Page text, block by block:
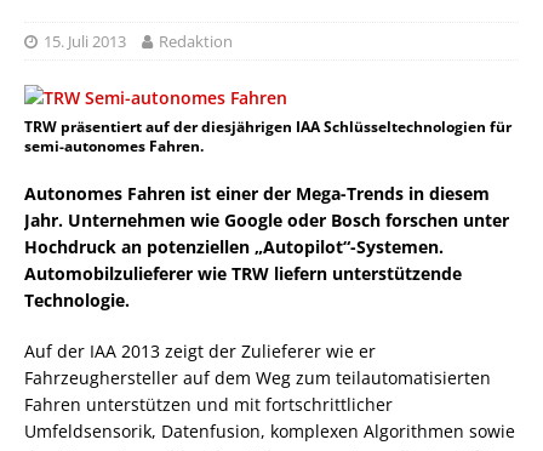
15. Juli 2013 Redaktion
TRW präsentiert auf der diesjährigen IAA Schlüsseltechnologien für
semi-autonomes Fahren.
Autonomes Fahren ist einer der Mega-Trends in diesem
Jahr. Unternehmen wie Google oder Bosch forschen unter
Hochdruck an potenziellen „Autopilot“-Systemen.
Automobilzulieferer wie TRW liefern unterstützende
Technologie.
Auf der IAA 2013 zeigt der Zulieferer wie er
Fahrzeughersteller auf dem Weg zum teilautomatisierten
Fahren unterstützen und mit fortschrittlicher
Umfeldsensorik, Datenfusion, komplexen Algorithmen sowie